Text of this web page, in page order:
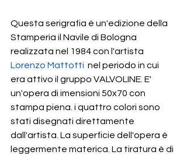
Questa serigrafia è un'edizione della
Stamperia il Navile di Bologna
realizzata nel 1984 con l'artista
Lorenzo Mattotti nel periodo in cui
era attivo il gruppo VALVOLINE. E'
un'opera di imensioni 50x70 con
stampa piena. i quattro colori sono
stati disegnati direttamente
dall'artista. La superficie dell'opera è
leggermente materica. La tiratura è di